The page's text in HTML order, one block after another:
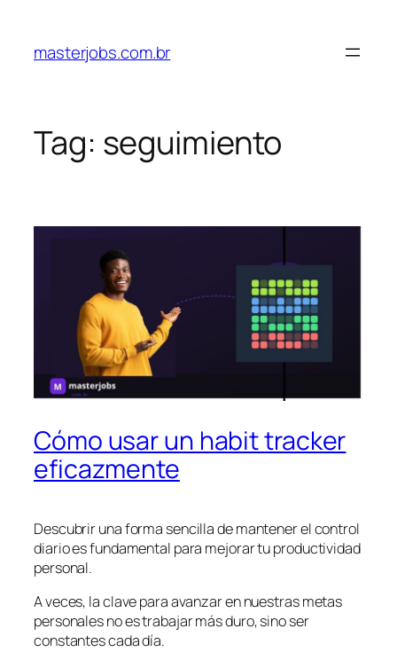
masterjobs.com.br
Tag: seguimiento
Cómo usar un habit tracker
eficazmente
Descubrir una forma sencilla de mantener el control
diario es fundamental para mejorar tu productividad
personal.
A veces, la clave para avanzar en nuestras metas
personales no es trabajar más duro, sino ser
constantes cada día.